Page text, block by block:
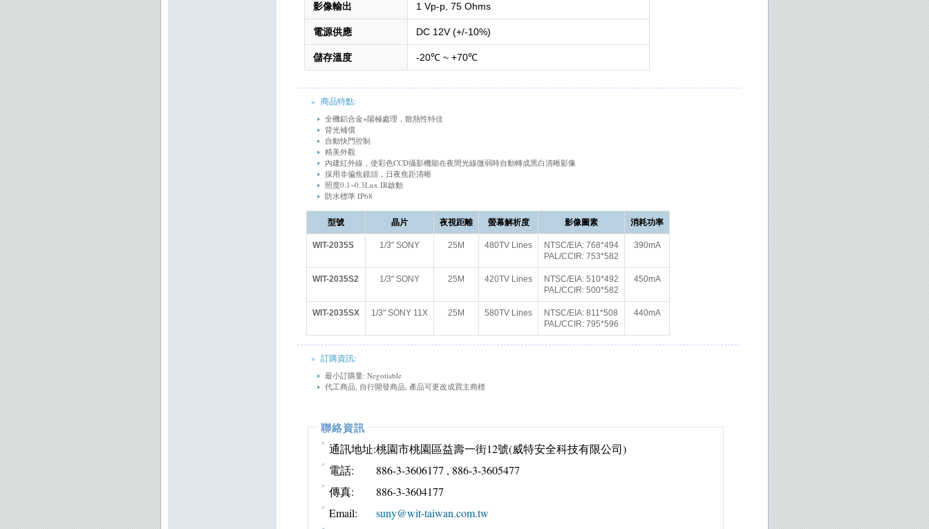
影像輸出 1 Vp-p, 75 Ohms
電源供應 DC 12V (+/-10%)
儲存溫度 -20℃ ~ +70℃
» 商品特點:
全機鋁合金+陽極處理，散熱性特佳
背光補償
自動快門控制
精美外觀
內建紅外線，使彩色CCD攝影機能在夜間光線微弱時自動轉成黑白清晰影像
採用非偏焦鏡頭，日夜焦距清晰
照度0.1~0.3Lux IR啟動
防水標準 IP68
型號 晶片 夜視距離 螢幕解析度 影像圖素 消耗功率
WIT-2035S 1/3" SONY 25M 480TV Lines
NTSC/EIA: 768*494
PAL/CCIR: 753*582
390mA
WIT-2035S2 1/3" SONY 25M 420TV Lines
NTSC/EIA: 510*492
PAL/CCIR: 500*582
450mA
WIT-2035SX 1/3" SONY 11X 25M 580TV Lines
NTSC/EIA: 811*508
PAL/CCIR: 795*596
440mA
» 訂購資訊:
最小訂購量: Negotiable
代工商品, 自行開發商品, 產品可更改成買主商標
聯絡資訊
通訊地址:桃園市桃園區益壽一街12號(威特安全科技有限公司)
電話:
886-3-3606177 , 886-3-3605477
傳真:
886-3-3604177
Email:
suny@wit-taiwan.com.tw